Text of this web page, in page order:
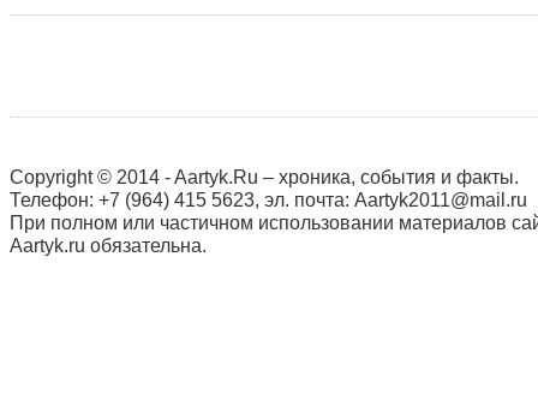
Copyright © 2014 - Aartyk.Ru – хроника, события и факты.
Телефон: +7 (964) 415 5623, эл. почта: Aartyk2011@mail.ru
При полном или частичном использовании материалов
Aartyk.ru oбязательна.